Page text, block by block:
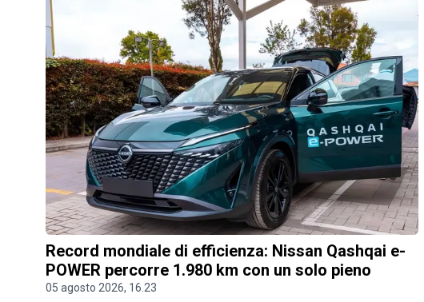
Record mondiale di efficienza: Nissan Qashqai e-
POWER percorre 1.980 km con un solo pieno
05 agosto 2026, 16.23